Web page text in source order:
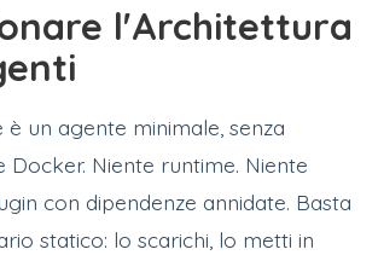
l'Architettura
è un agente minimale, senza
Docker. Niente runtime. Niente
con dipendenze annidate. Basta
statico: lo scarichi, lo metti in